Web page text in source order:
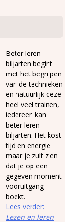
Beter leren
biljarten begint
met het begrijpen
van de technieken
en natuurlijk deze
heel veel trainen,
iedereen kan
beter leren
biljarten. Het kost
tijd en energie
maar je zult zien
dat je op een
gegeven moment
vooruitgang
boekt.
Lees verder:
Lezen en leren